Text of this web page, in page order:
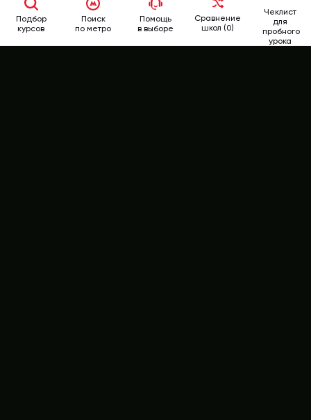
Подбор
курсов
Поиск
по метро
Помощь
в выборе
Сравнение
школ (0)
Чеклист
для
пробного
урока